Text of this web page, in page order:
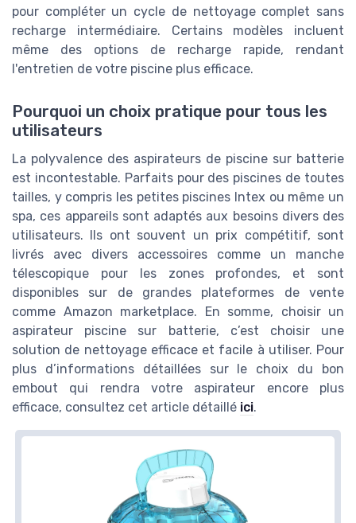
pour compléter un cycle de nettoyage complet sans
recharge intermédiaire. Certains modèles incluent
même des options de recharge rapide, rendant
l'entretien de votre piscine plus efficace.
Pourquoi un choix pratique pour tous les
utilisateurs
La polyvalence des aspirateurs de piscine sur batterie
est incontestable. Parfaits pour des piscines de toutes
tailles, y compris les petites piscines Intex ou même un
spa, ces appareils sont adaptés aux besoins divers des
utilisateurs. Ils ont souvent un prix compétitif, sont
livrés avec divers accessoires comme un manche
télescopique pour les zones profondes, et sont
disponibles sur de grandes plateformes de vente
comme Amazon marketplace. En somme, choisir un
aspirateur piscine sur batterie, c’est choisir une
solution de nettoyage efficace et facile à utiliser. Pour
plus d’informations détaillées sur le choix du bon
embout qui rendra votre aspirateur encore plus
efficace, consultez cet article détaillé ici.